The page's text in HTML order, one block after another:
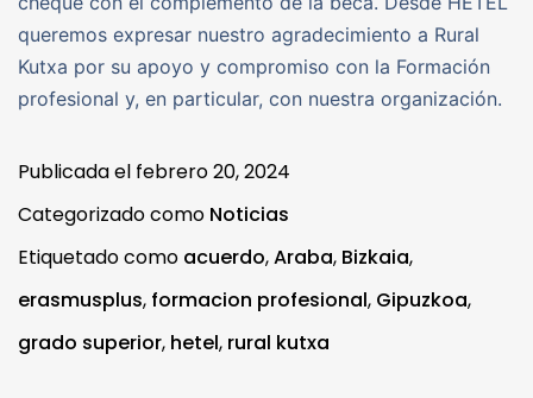
queremos expresar nuestro agradecimiento a Rural
Kutxa por su apoyo y compromiso con la Formación
profesional y, en particular, con nuestra organización.
Publicada el febrero 20, 2024
Categorizado como Noticias
Etiquetado como acuerdo,Araba, Bizkaia,
erasmusplus, formacion profesional, Gipuzkoa,
grado superior, hetel, rural kutxa